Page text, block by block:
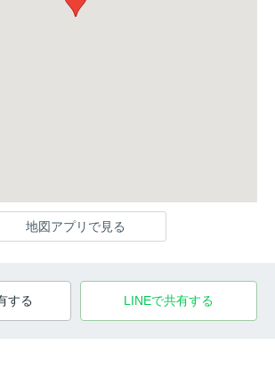
地図アプリで見る
する LINEで共有する